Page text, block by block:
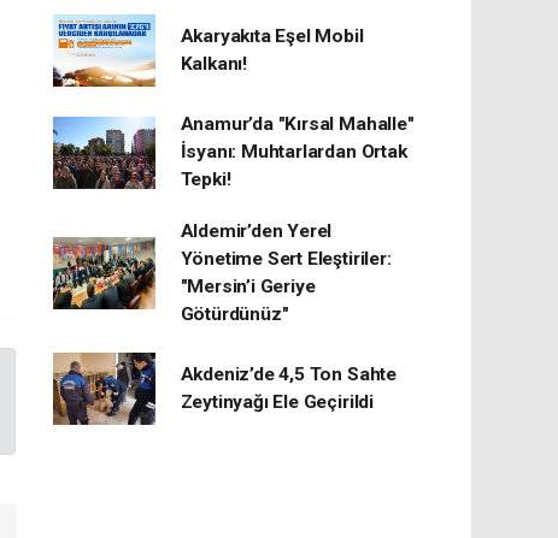
​Akaryakıta Eşel Mobil
Kalkanı!
Anamur’da "Kırsal Mahalle"
İsyanı: Muhtarlardan Ortak
Tepki!
Aldemir’den Yerel
Yönetime Sert Eleştiriler:
"Mersin’i Geriye
Götürdünüz"
Akdeniz’de 4,5 Ton Sahte
Zeytinyağı Ele Geçirildi